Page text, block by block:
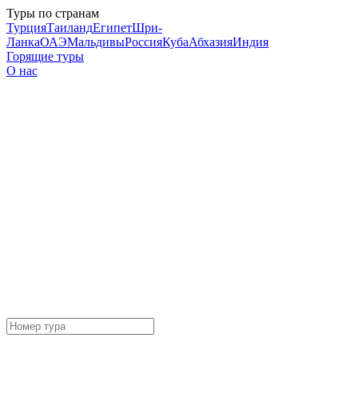
Туры по странам
ТурцияТаиландЕгипетШри-
ЛанкаОАЭМальдивыРоссияКубаАбхазияИндия
Горящие туры
О нас